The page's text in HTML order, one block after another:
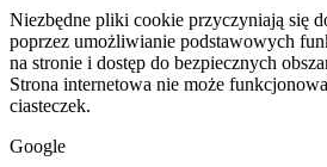
Niezbędne pliki cookie przyczyniają się
poprzez umożliwianie podstawowych
na stronie i dostęp do bezpiecznych
Strona internetowa nie może
ciasteczek.
Google